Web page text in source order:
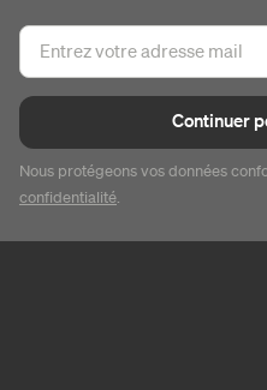
Continuer
Nous protégeons vos données
confidentialité.